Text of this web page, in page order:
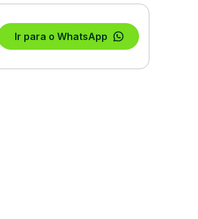
Ir para o WhatsApp